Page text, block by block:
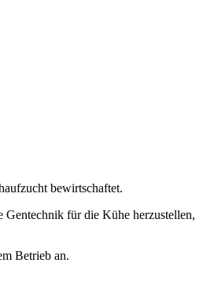
bewirtschaftet.
für die Kühe herzustellen,
Betrieb an.